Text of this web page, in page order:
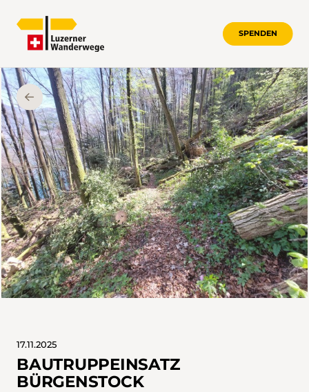
SPENDEN
17.11.2025
BAUTRUPPEINSATZ
BÜRGENSTOCK